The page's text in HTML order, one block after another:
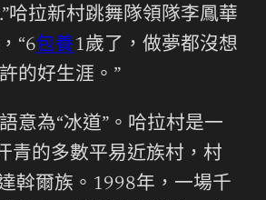
哈拉新村跳舞隊領隊李鳳華
“6包養1歲了，做夢都沒想
的好生涯。”
意為“冰道”。哈拉村是一
青的多數平易近族村，村
斡爾族。1998年，一場千